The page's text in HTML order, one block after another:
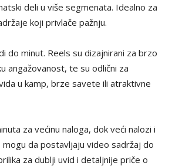
deli u više segmenata. Idealno za
koji privlače pažnju.
do minut. Reels su dizajnirani za brzo
angažovanost, te su odlični za
u kamp, brze savete ili atraktivne
za većinu naloga, dok veći nalozi i
mogu da postavljaju video sadržaj do
za dublji uvid i detaljnije priče o